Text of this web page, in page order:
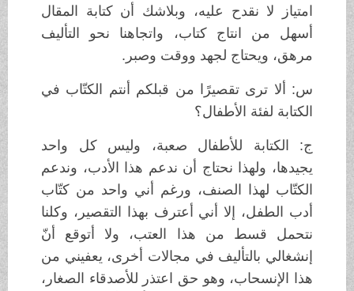
امتياز لا نقدح عليه، وبلاشك أن كتابة المقال
أسهل من انتاج كتاب، واتجاهنا نحو التأليف
مرهق، ويحتاج لجهد ووقت وصبر.
س: ألا ترى تقصيرًا من قبلكم أنتم الكتّاب في
الكتابة لفئة الأطفال؟
ج: الكتابة للأطفال صعبة، وليس كل واحد
يجيدها، ولهذا نحتاج أن ندعم هذا الأدب، وندعم
الكتّاب لهذا الصنف، ورغم أني واحد من كتّاب
أدب الطفل، إلا أني أعترف بهذا التقصير، وكلنا
نتحمل قسط من هذا العتب، ولا أتوقع أنّ
إنشغالي بالتأليف في مجالات أخرى، يعفيني من
هذا الإنسحاب، وهو حق اعتذر للأصدقاء الصغار،